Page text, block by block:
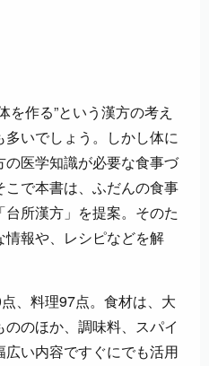
を作る”という漢方の考え
いでしょう。しかし体に
医学知識が必要な食事づ
こで本書は、ふだんの食事
所漢方」を提案。そのた
報や、レシピなどを解
、料理97点。食材は、大
のほか、調味料、スパイ
い内容ですぐにでも活用